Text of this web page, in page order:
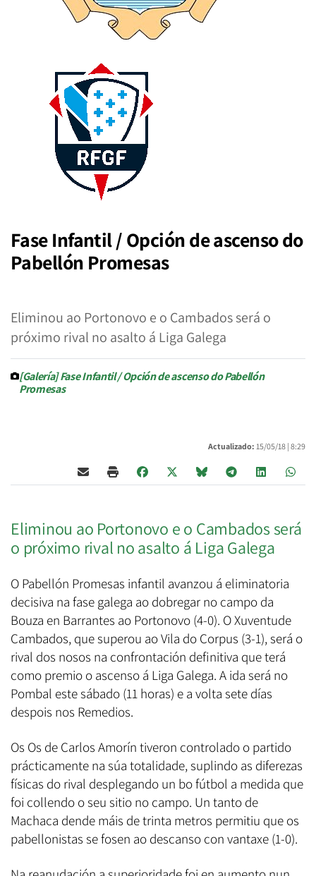
Fase Infantil / Opción de ascenso do
Pabellón Promesas
Eliminou ao Portonovo e o Cambados será o
próximo rival no asalto á Liga Galega
[Galería] Fase Infantil / Opción de ascenso do Pabellón
Promesas
Actualizado: 15/05/18 | 8:29
Eliminou ao Portonovo e o Cambados será
o próximo rival no asalto á Liga Galega
O Pabellón Promesas infantil avanzou á eliminatoria
decisiva na fase galega ao dobregar no campo da
Bouza en Barrantes ao Portonovo (4-0). O Xuventude
Cambados, que superou ao Vila do Corpus (3-1), será o
rival dos nosos na confrontación definitiva que terá
como premio o ascenso á Liga Galega. A ida será no
Pombal este sábado (11 horas) e a volta sete días
despois nos Remedios.
Os Os de Carlos Amorín tiveron controlado o partido
prácticamente na súa totalidade, suplindo as diferezas
físicas do rival desplegando un bo fútbol a medida que
foi collendo o seu sitio no campo. Un tanto de
Machaca dende máis de trinta metros permitiu que os
pabellonistas se fosen ao descanso con vantaxe (1-0).